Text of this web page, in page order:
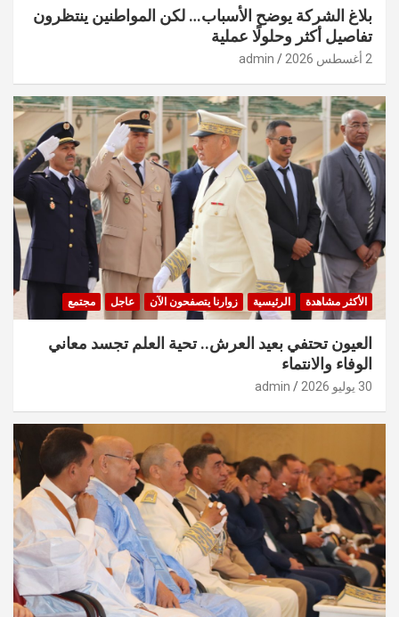
بلاغ الشركة يوضح الأسباب… لكن المواطنين ينتظرون
تفاصيل أكثر وحلولًا عملية
2 أغسطس 2026 admin
الأكثر مشاهدة الرئيسية زوارنا يتصفحون الآن عاجل مجتمع
العيون تحتفي بعيد العرش.. تحية العلم تجسد معاني
الوفاء والانتماء
30 يوليو 2026 admin